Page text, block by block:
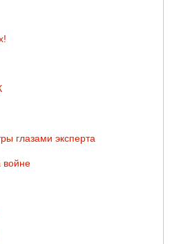
глазами эксперта